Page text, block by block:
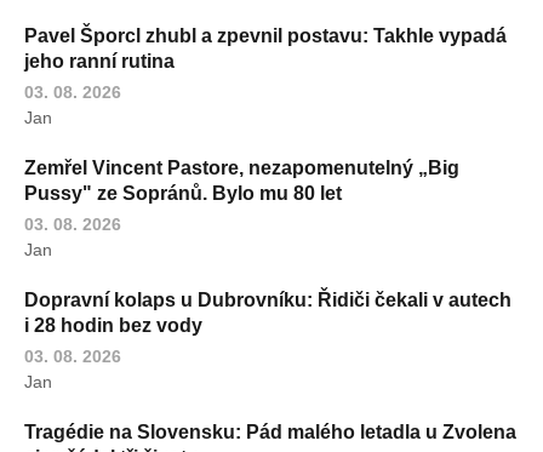
Pavel Šporcl zhubl a zpevnil postavu: Takhle vypadá
jeho ranní rutina
03. 08. 2026
Jan
Zemřel Vincent Pastore, nezapomenutelný „Big
Pussy" ze Sopránů. Bylo mu 80 let
03. 08. 2026
Jan
Dopravní kolaps u Dubrovníku: Řidiči čekali v autech
i 28 hodin bez vody
03. 08. 2026
Jan
Tragédie na Slovensku: Pád malého letadla u Zvolena